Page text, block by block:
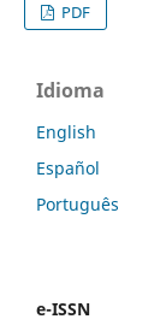
PDF
Idioma
English
Español
Português
e-ISSN